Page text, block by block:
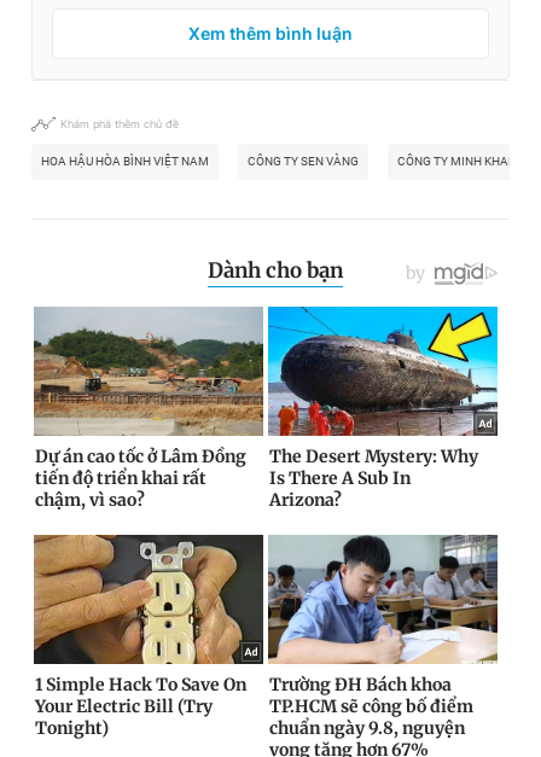
Xem thêm bình luận
Khám phá thêm chủ đề
HOA HẬU HÒA BÌNH VIỆT NAM CÔNG TY SEN VÀNG CÔNG TY MINH KHANG